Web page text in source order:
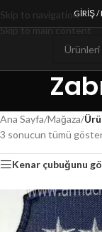
Skip to navigation
Skip to main content
GIRIŞ /
Ana Sayfa/Mağaza/
3 sonucun tümü
Kenar çubuğunu